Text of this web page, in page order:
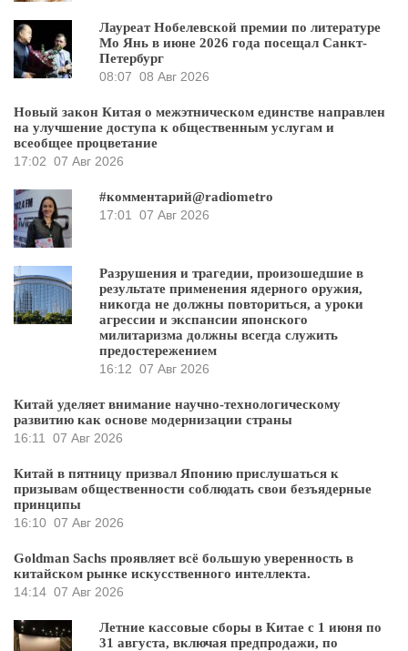
Лауреат Нобелевской премии по литературе
Мо Янь в июне 2026 года посещал Санкт-
Петербург
08:07 08 Авг 2026
Новый закон Китая о межэтническом единстве направлен
на улучшение доступа к общественным услугам и
всеобщее процветание
17:02 07 Авг 2026
#комментарий@radiometro
17:01 07 Авг 2026
Разрушения и трагедии, произошедшие в
результате применения ядерного оружия,
никогда не должны повториться, а уроки
агрессии и экспансии японского
милитаризма должны всегда служить
предостережением
16:12 07 Авг 2026
Китай уделяет внимание научно-технологическому
развитию как основе модернизации страны
16:11 07 Авг 2026
Китай в пятницу призвал Японию прислушаться к
призывам общественности соблюдать свои безъядерные
принципы
16:10 07 Авг 2026
Goldman Sachs проявляет всё большую уверенность в
китайском рынке искусственного интеллекта.
14:14 07 Авг 2026
Летние кассовые сборы в Китае с 1 июня по
31 августа, включая предпродажи, по